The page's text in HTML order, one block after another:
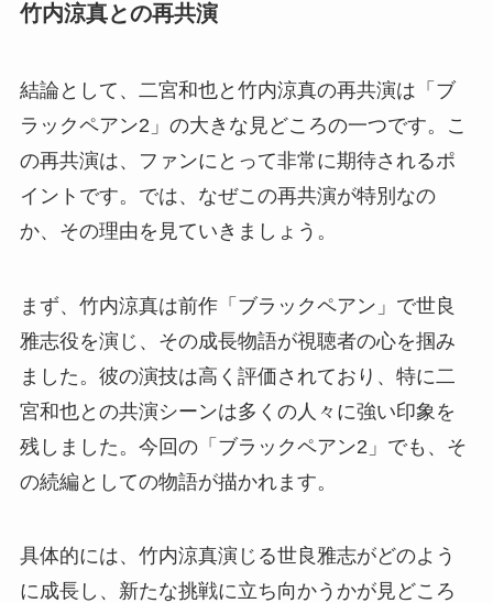
竹内涼真との再共演
結論として、二宮和也と竹内涼真の再共演は「ブ
ラックペアン2」の大きな見どころの一つです。こ
の再共演は、ファンにとって非常に期待されるポ
イントです。では、なぜこの再共演が特別なの
か、その理由を見ていきましょう。
まず、竹内涼真は前作「ブラックペアン」で世良
雅志役を演じ、その成長物語が視聴者の心を掴み
ました。彼の演技は高く評価されており、特に二
宮和也との共演シーンは多くの人々に強い印象を
残しました。今回の「ブラックペアン2」でも、そ
の続編としての物語が描かれます。
具体的には、竹内涼真演じる世良雅志がどのよう
に成長し、新たな挑戦に立ち向かうかが見どころ